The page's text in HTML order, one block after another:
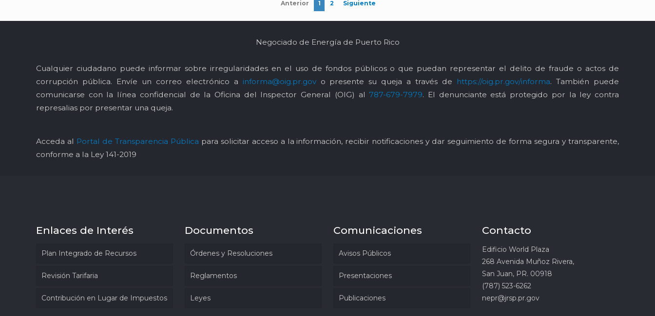
Anterior 1 2 Siguiente
Negociado de Energía de Puerto Rico
Cualquier ciudadano puede informar sobre irregularidades en el uso de fondos públicos o que puedan representar el delito de fraude o actos de
corrupción pública. Envíe un correo electrónico a informa@oig.pr.govo presente su queja a través de https://oig.pr.gov/informa. También puede
comunicarse con la línea confidencial de la Oficina del Inspector General (OIG) al 787-679-7979. El denunciante está protegido por la ley contra
represalias por presentar una queja.
Acceda al Portal de Transparencia Pública para solicitar acceso a la información, recibir notificaciones y dar seguimiento de forma segura y transparente,
conforme a la Ley 141-2019
Enlaces de Interés
Plan Integrado de Recursos
Revisión Tarifaria
Contribución en Lugar de Impuestos
Documentos
Órdenes y Resoluciones
Reglamentos
Leyes
Comunicaciones
Avisos Públicos
Presentaciones
Publicaciones
Contacto
Edificio World Plaza
268 Avenida Muñoz Rivera,
San Juan, PR. 00918
(787) 523-6262
nepr@jrsp.pr.gov